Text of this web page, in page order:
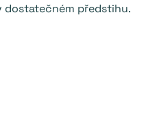
dostatečném předstihu.